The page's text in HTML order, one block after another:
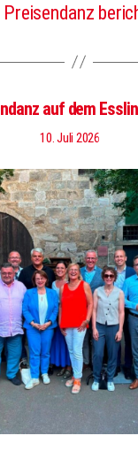
Preisendanz
auf dem
10. Juli 2026